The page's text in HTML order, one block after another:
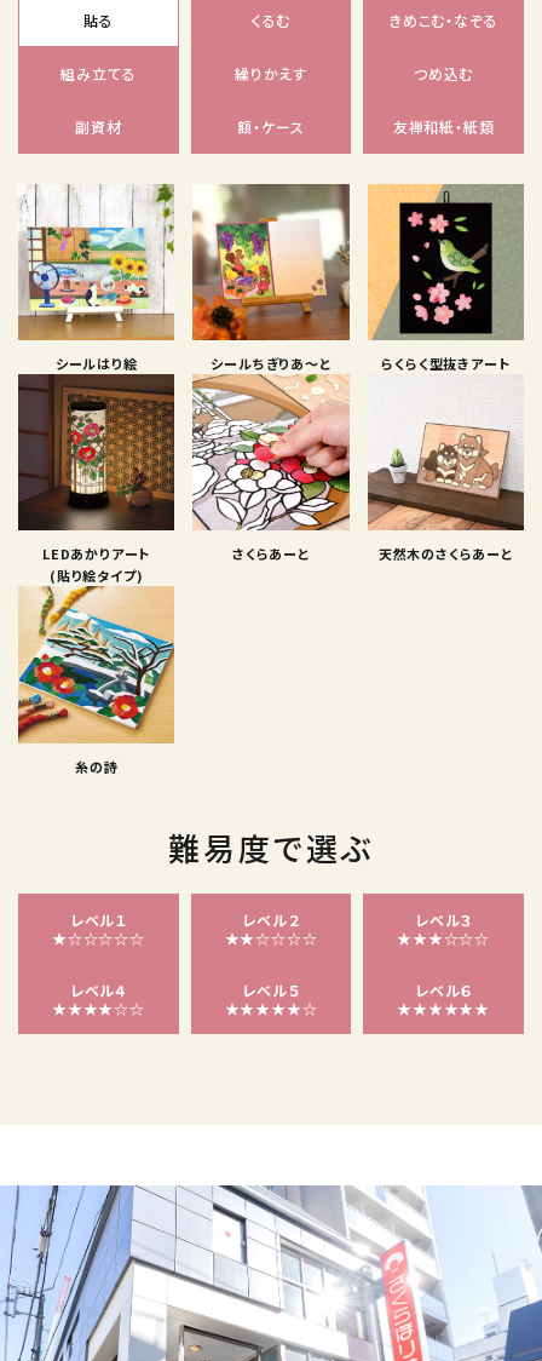
貼る くるむ きめこむ・なぞる
組み立てる 繰りかえす つめ込む
副資材 額・ケース 友禅和紙・紙類
シールはり絵 シールちぎりあ〜と らくらく型抜きアート
LEDあかりアート
(貼り絵タイプ)
さくらあーと 天然木のさくらあーと
糸の詩
難易度で選ぶ
レベル１
★☆☆☆☆☆
レベル２
★★☆☆☆☆
レベル３
★★★☆☆☆
レベル４
★★★★☆☆
レベル５
★★★★★☆
レベル６
★★★★★★